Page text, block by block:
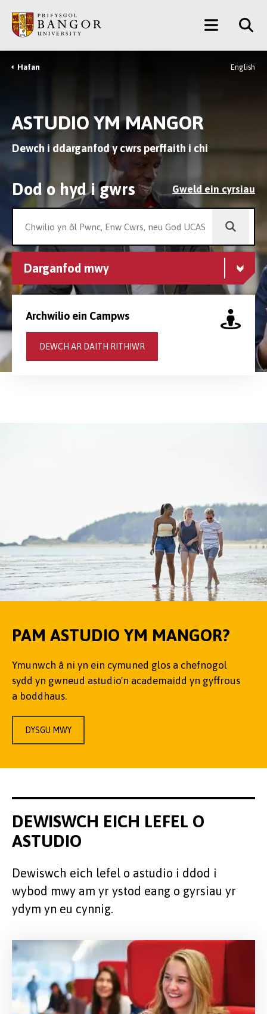
Prif
Gynnwys
Main
Menu
Breadcrumb
Hafan English
ASTUDIO YM MANGOR
Dewch i ddarganfod y cwrs perffaith i chi
Dod o hyd i gwrs Gweld ein cyrsiau
Darganfod mwy
Archwilio ein Campws
DEWCH AR DAITH RITHIWR
PAM ASTUDIO YM MANGOR?
Ymunwch â ni yn ein cymuned glos a chefnogol
sydd yn gwneud astudio'n academaidd yn gyffrous
a boddhaus.
DYSGU MWY
DEWISWCH EICH LEFEL O
ASTUDIO
Dewiswch eich lefel o astudio i ddod i
wybod mwy am yr ystod eang o gyrsiau yr
ydym yn eu cynnig.